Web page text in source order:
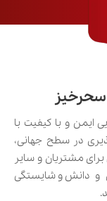
ایمن و با کیفیت با
در سطح جهانی،
مشتریان و سایر
و دانش و شایستگی